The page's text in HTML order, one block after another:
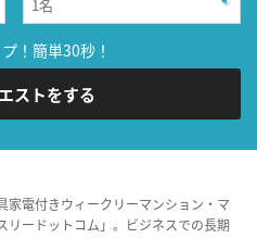
！簡単30秒！
ストをする
家電付きウィークリーマンション・マ
リードットコム」。ビジネスでの長期